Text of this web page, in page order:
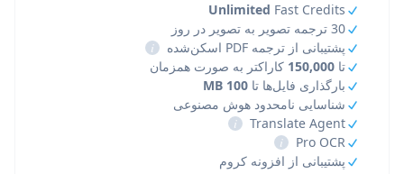
Unlimited Fast Credits
30 ترجمه تصویر به تصویر در روز
پشتیبانی از ترجمه PDF اسکن‌شده
i
تا 150,000 کاراکتر به صورت همزمان
بارگذاری فایل‌ها تا 100 MB
شناسایی نامحدود هوش مصنوعی
Translate Agent
i
Pro OCR
i
پشتیبانی از افزونه کروم